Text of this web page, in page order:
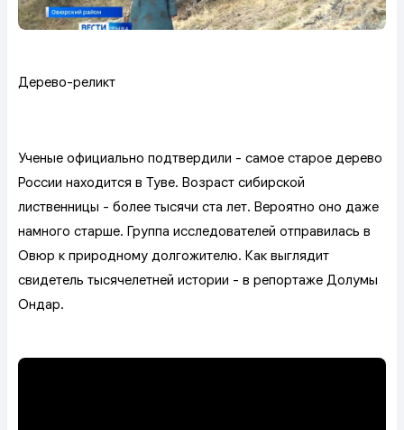
Дерево-реликт
Ученые официально подтвердили - самое старое дерево
России находится в Туве. Возраст сибирской
лиственницы - более тысячи ста лет. Вероятно оно даже
намного старше. Группа исследователей отправилась в
Овюр к природному долгожителю. Как выглядит
свидетель тысячелетней истории - в репортаже Долумы
Ондар.